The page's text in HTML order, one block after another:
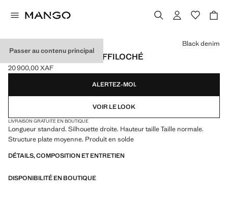
Passer au contenu principal
JEAN FLARE OURLET EFFILOCHÉ
Prix actuel [20 900,00 XAF ]
20 900,00 XAF
Choisissez une couleur
Black denim
ALERTEZ-MOI.
VOIR LE LOOK
LIVRAISON GRATUITE EN BOUTIQUE
Longueur standard. Silhouette droite. Hauteur taille Taille normale.
Structure plate moyenne. Produit en solde
DÉTAILS, COMPOSITION ET ENTRETIEN
DISPONIBILITÉ EN BOUTIQUE